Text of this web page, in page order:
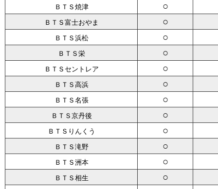
ＢＴＳ焼津 ○
ＢＴＳ富士おやま ○
ＢＴＳ浜松 ○
ＢＴＳ栄 ○
ＢＴＳセントレア ○
ＢＴＳ高浜 ○
ＢＴＳ名張 ○
ＢＴＳ京丹後 ○
ＢＴＳりんくう ○
ＢＴＳ滝野 ○
ＢＴＳ洲本 ○
ＢＴＳ相生 ○